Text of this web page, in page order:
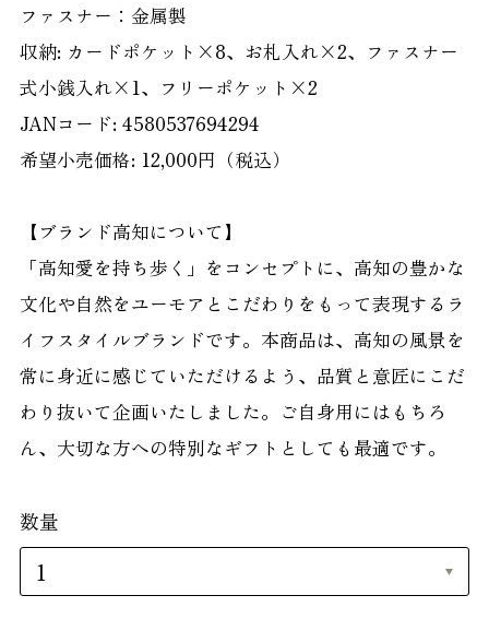
ファスナー：金属製
収納: カードポケット×8、お札入れ×2、ファスナー
式小銭入れ×1、フリーポケット×2
JANコード: 4580537694294
希望小売価格: 12,000円（税込）
【ブランド高知について】
「高知愛を持ち歩く」をコンセプトに、高知の豊かな
文化や自然をユーモアとこだわりをもって表現するラ
イフスタイルブランドです。本商品は、高知の風景を
常に身近に感じていただけるよう、品質と意匠にこだ
わり抜いて企画いたしました。ご自身用にはもちろ
ん、大切な方への特別なギフトとしても最適です。
数量